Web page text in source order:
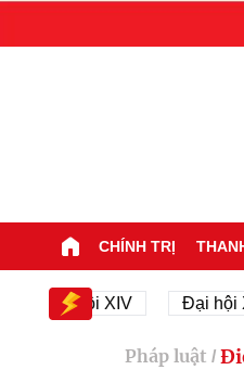
CHÍNH TRỊ
Đại hội XIV Đại hội XIV
Pháp luật /